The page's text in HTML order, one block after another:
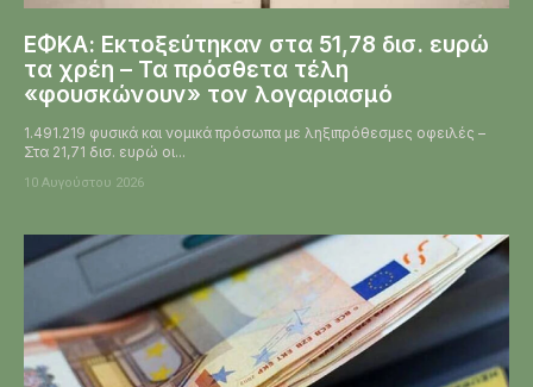
ΕΦΚΑ: Εκτοξεύτηκαν στα 51,78 δισ. ευρώ
τα χρέη – Τα πρόσθετα τέλη
«φουσκώνουν» τον λογαριασμό
1.491.219 φυσικά και νομικά πρόσωπα με ληξιπρόθεσμες οφειλές –
Στα 21,71 δισ. ευρώ οι...
10 Αυγούστου 2026